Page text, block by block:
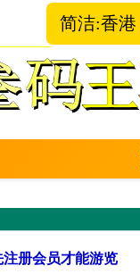
简洁:香港
册会员才能游览